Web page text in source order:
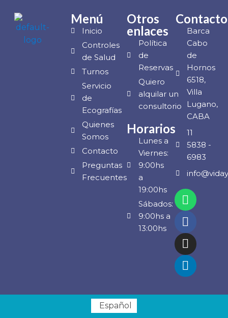
Menú
Inicio
Controles
de Salud
Turnos
Servicio
de
Ecografías
Quienes
Somos
Contacto
Preguntas
Frecuentes
Otros
enlaces
Política
de
Reservas
Quiero
alquilar un
consultorio
Horarios
Lunes a
Viernes:
9:00hs
a
19:00hs
Sábados:
9:00hs a
13:00hs
Contacto
Barca
Cabo
de
Hornos
6518,
Villa
Lugano,
CABA
11
5838 -
6983
Español